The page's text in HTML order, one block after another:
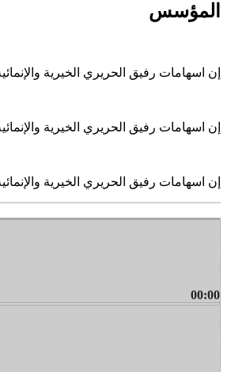
المؤسس
إن اسهامات رفيق الحريري الخيرية
إن اسهامات رفيق الحريري الخيرية
إن اسهامات رفيق الحريري الخيرية
00:00